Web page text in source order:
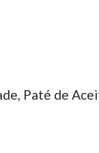
Paté de